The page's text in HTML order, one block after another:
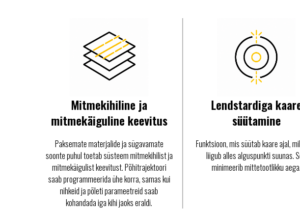
Mitmekihiline ja
mitmekäiguline keevitus
Paksemate materjalide ja sügavamate
soonte puhul toetab süsteem mitmekihilist ja
mitmekäigulist keevitust. Põhitrajektoori
saab programmeerida ühe korra, samas kui
nihkeid ja põleti parameetreid saab
kohandada iga kihi jaoks eraldi.
Lendstardiga
süütamine
Funktsioon, mis süütab kaare ajal,
liigub alles alguspunkti suunas.
minimeerib mittetootlikku aega.